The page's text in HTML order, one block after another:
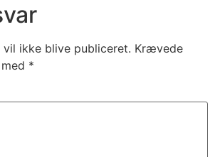
vil ikke blive publiceret. Krævede
*